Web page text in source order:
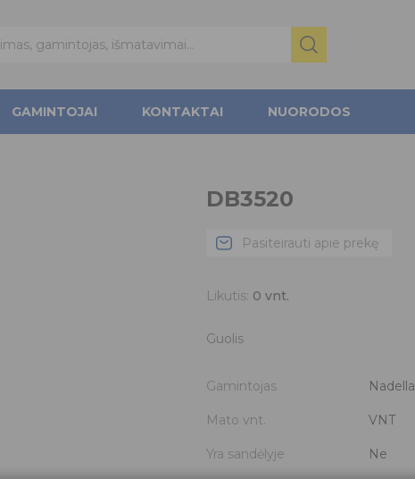
GAMINTOJAI KONTAKTAI NUORODOS
DB3520
Pasiteirauti apie prekę
Likutis: 0 vnt.
Guolis
Gamintojas Nadella
Mato vnt. VNT
Yra sandėlyje Ne